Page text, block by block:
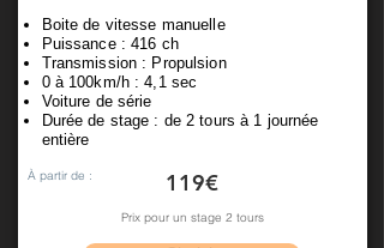
Boite de vitesse manuelle
Puissance : 416 ch
Transmission : Propulsion
0 à 100km/h : 4,1 sec
Voiture de série
Durée de stage : de 2 tours à 1 journée
entière
À partir de : 119€
Prix pour un stage 2 tours